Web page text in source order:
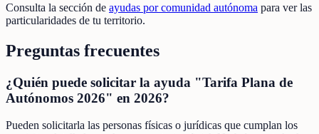
Consulta la sección de ayudas por comunidad autónoma para ver las
particularidades de tu territorio.
Preguntas frecuentes
¿Quién puede solicitar la ayuda "Tarifa Plana de
Autónomos 2026" en 2026?
Pueden solicitarla las personas físicas o jurídicas que cumplan los